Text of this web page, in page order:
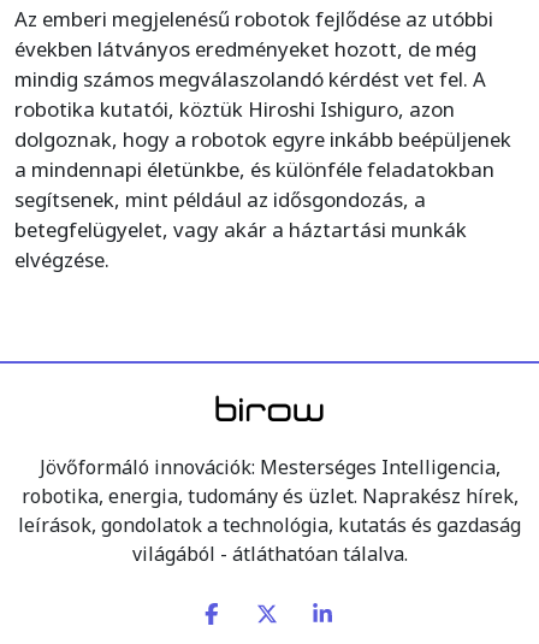
Az emberi megjelenésű robotok fejlődése az utóbbi
években látványos eredményeket hozott, de még
mindig számos megválaszolandó kérdést vet fel. A
robotika kutatói, köztük Hiroshi Ishiguro, azon
dolgoznak, hogy a robotok egyre inkább beépüljenek
a mindennapi életünkbe, és különféle feladatokban
segítsenek, mint például az idősgondozás, a
betegfelügyelet, vagy akár a háztartási munkák
elvégzése.
Jövőformáló innovációk: Mesterséges Intelligencia,
robotika, energia, tudomány és üzlet. Naprakész hírek,
leírások, gondolatok a technológia, kutatás és gazdaság
világából - átláthatóan tálalva.